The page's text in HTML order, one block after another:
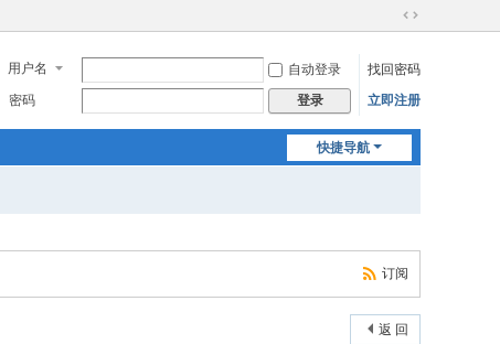
切
到
宽
用户名 自动登录
找回密码
密码
登录 立即注册
快捷导航
订阅
返 回